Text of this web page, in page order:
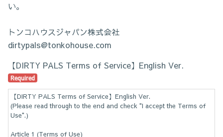
い。
トンコハウスジャパン株式会社
dirtypals@tonkohouse.com
【DIRTY PALS Terms of Service】English Ver.
Required
【DIRTY PALS Terms of Service】English Ver.
(Please read through to the end and check "I accept the Terms of
Use".)
Article 1 (Terms of Use)